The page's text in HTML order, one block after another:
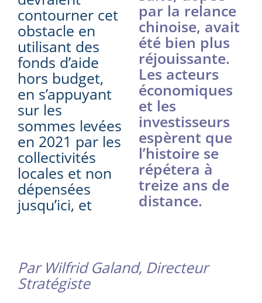
contourner cet
obstacle en
utilisant des
fonds d’aide
hors budget,
en s’appuyant
sur les
sommes levées
en 2021 par les
collectivités
locales et non
dépensées
jusqu’ici, et
par la relance
chinoise, avait
été bien plus
réjouissante.
Les acteurs
économiques
et les
investisseurs
espèrent que
l’histoire se
répétera à
treize ans de
distance.
Par Wilfrid Galand, Directeur
Stratégiste